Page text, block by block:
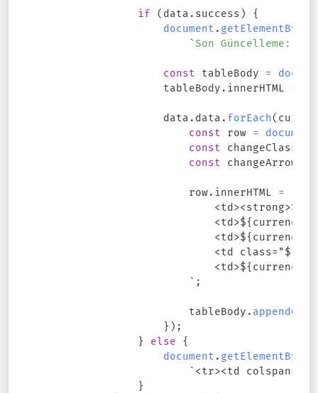
if ( data . success )
{
document . getElementById
` Son Güncelleme:
const tableBody =
                    tableBody
. innerHTML =
                    data
. data . forEach(
const row = document
const changeClass
const changeArrow
                        row
. innerHTML =
<td
` ;
                        tableBody
.
} ) ;
}
else
{
document . getElementById
` <tr><td
}